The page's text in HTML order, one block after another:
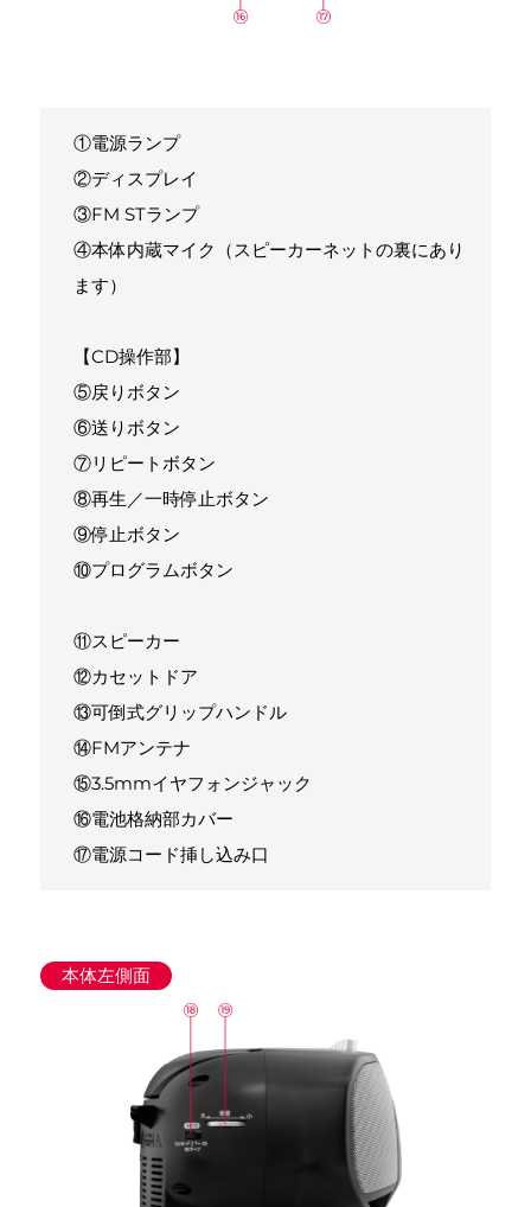
①電源ランプ
②ディスプレイ
③FM STランプ
④本体内蔵マイク（スピーカーネットの裏にあり
ます）
【CD操作部】
⑤戻りボタン
⑥送りボタン
⑦リピートボタン
⑧再生／一時停止ボタン
⑨停止ボタン
⑩プログラムボタン
⑪スピーカー
⑫カセットドア
⑬可倒式グリップハンドル
⑭FMアンテナ
⑮3.5mmイヤフォンジャック
⑯電池格納部カバー
⑰電源コード挿し込み口
本体左側面